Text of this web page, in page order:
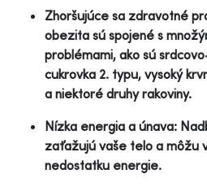
Zhoršujúce sa zdravotné
obezita sú spojené s
problémami, ako sú
cukrovka 2. typu, vysoký
a niektoré druhy rakoviny.
Nízka energia a únava:
zaťažujú vaše telo a môžu
nedostatku energie.